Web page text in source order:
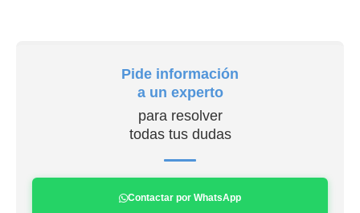
Pide información
a un experto
para resolver
todas tus dudas
Contactar por WhatsApp